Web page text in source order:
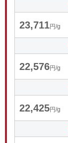
23,711円/g
22,576円/g
22,425円/g